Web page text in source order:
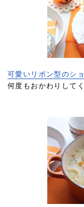
可愛いリボン型のシ
何度もおかわりして